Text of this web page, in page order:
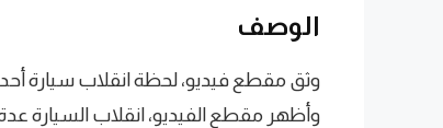
الوصف
وثق مقطع فيديو، لحظة انقلاب سيارة
وأظهر مقطع الفيديو، انقلاب السيارة